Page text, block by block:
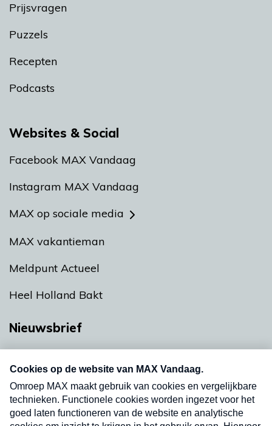
Prijsvragen
Puzzels
Recepten
Podcasts
Websites & Social
Facebook MAX Vandaag
Instagram MAX Vandaag
MAX op sociale media
MAX vakantieman
Meldpunt Actueel
Heel Holland Bakt
Nieuwsbrief
nieuwsbrief. Elke vrijdag- en dinsdagochtend in
uw mailbox.
Verzend